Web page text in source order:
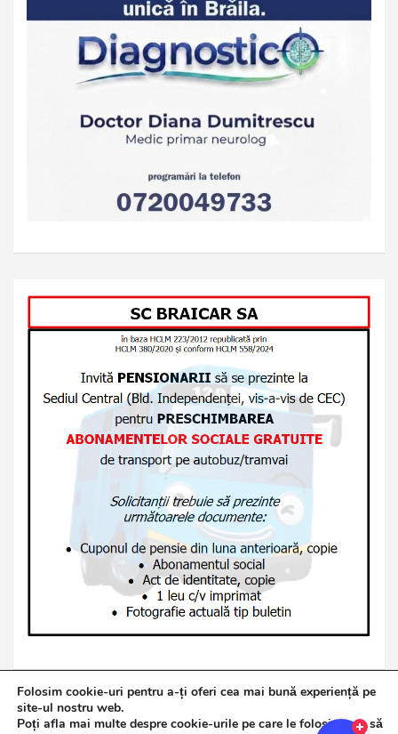
Copyright © 2026Jurnalul de Brăila
Folosim cookie-uri pentru a-ți oferi cea mai bună experiență pe
site-ul nostru web.
Poți afla mai multe despre cookie-urile pe care le folosim sau să